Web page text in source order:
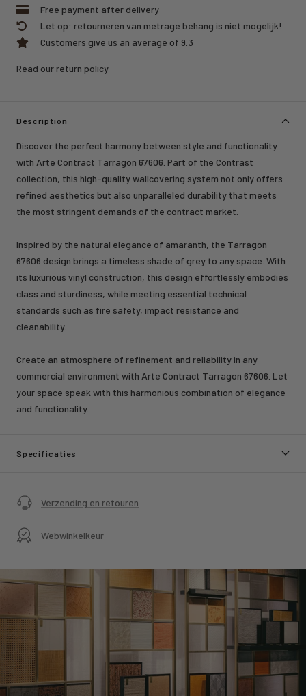
Free payment after delivery
Let op: retourneren van metrage behang is niet mogelijk!
Customers give us an average of 9.3
Read our return policy
Description
Discover the perfect harmony between style and functionality
with Arte Contract Tarragon 67606. Part of the Contrast
collection, this high-quality wallcovering system not only offers
refined aesthetics but also unparalleled durability that meets
the most stringent demands of the contract market.
Inspired by the natural elegance of amaranth, the Tarragon
67606 design brings a timeless shade of grey to any space. With
its luxurious vinyl construction, this design effortlessly embodies
class and sturdiness, while meeting essential technical
standards such as fire safety, impact resistance and
cleanability.
Create an atmosphere of refinement and reliability in any
commercial environment with Arte Contract Tarragon 67606. Let
your space speak with this harmonious combination of elegance
and functionality.
Specificaties
Verzending en retouren
Webwinkelkeur